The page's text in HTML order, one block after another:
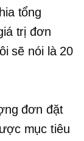
tổng
trị đơn
sẽ nói là 20
đơn đặt
mục tiêu